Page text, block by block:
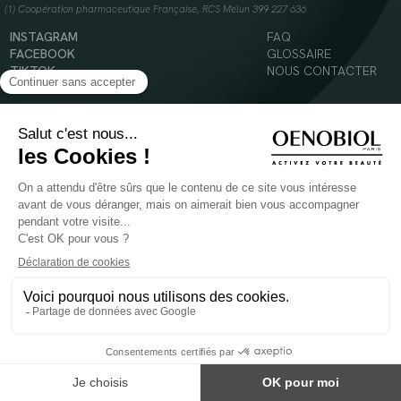
(1) Coopération pharmaceutique Française, RCS Melun 399 227 636
INSTAGRAM
FACEBOOK
TIKTOK
YOUTUBE
FAQ
GLOSSAIRE
NOUS CONTACTER
© 2024 Oenobiol Paris
Mentions légales
Politique en matière de cookies
POUR VOTRE SANTÉ, MANGEZ AU MOINS CINQ FRUITS ET LÉGUMES PAR JOUR -
Les complément alimentaires doivent être utilisés dans le cadre d'un mode de vie sain et
ne pas être utilisés comme substituts d'un régimes alimentaire varié et équilibré.